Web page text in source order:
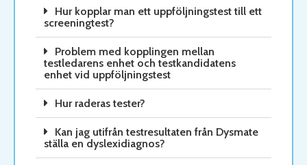
Hur kopplar man ett uppföljningstest till ett
screeningtest?
Problem med kopplingen mellan
testledarens enhet och testkandidatens
enhet vid uppföljningstest
Hur raderas tester?
Kan jag utifrån testresultaten från Dysmate
ställa en dyslexidiagnos?